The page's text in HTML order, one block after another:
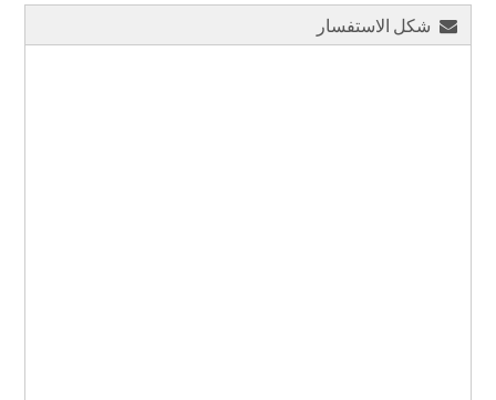
شكل الاستفسار